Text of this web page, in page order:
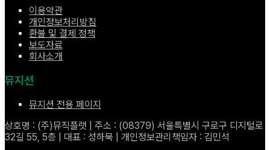
이용약관
개인정보처리방침
환불 및 결제 정책
보도자료
회사소개
뮤지션
뮤지션 전용 페이지
상호명 : (주)뮤직플랫 | 주소 : (08379) 서울특별시 구로구 디지털로
32길 55, 5층 | 대표 : 성하묵 | 개인정보관리책임자 : 김민석